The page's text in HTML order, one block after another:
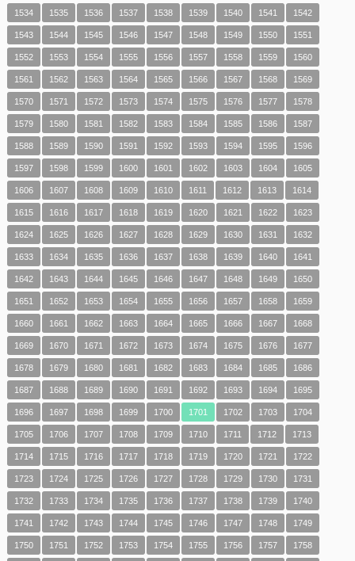
1534 1535 1536 1537 1538 1539 1540 1541 1542
1543 1544 1545 1546 1547 1548 1549 1550 1551
1552 1553 1554 1555 1556 1557 1558 1559 1560
1561 1562 1563 1564 1565 1566 1567 1568 1569
1570 1571 1572 1573 1574 1575 1576 1577 1578
1579 1580 1581 1582 1583 1584 1585 1586 1587
1588 1589 1590 1591 1592 1593 1594 1595 1596
1597 1598 1599 1600 1601 1602 1603 1604 1605
1606 1607 1608 1609 1610 1611 1612 1613 1614
1615 1616 1617 1618 1619 1620 1621 1622 1623
1624 1625 1626 1627 1628 1629 1630 1631 1632
1633 1634 1635 1636 1637 1638 1639 1640 1641
1642 1643 1644 1645 1646 1647 1648 1649 1650
1651 1652 1653 1654 1655 1656 1657 1658 1659
1660 1661 1662 1663 1664 1665 1666 1667 1668
1669 1670 1671 1672 1673 1674 1675 1676 1677
1678 1679 1680 1681 1682 1683 1684 1685 1686
1687 1688 1689 1690 1691 1692 1693 1694 1695
1696 1697 1698 1699 1700 1701 1702 1703 1704
1705 1706 1707 1708 1709 1710 1711 1712 1713
1714 1715 1716 1717 1718 1719 1720 1721 1722
1723 1724 1725 1726 1727 1728 1729 1730 1731
1732 1733 1734 1735 1736 1737 1738 1739 1740
1741 1742 1743 1744 1745 1746 1747 1748 1749
1750 1751 1752 1753 1754 1755 1756 1757 1758